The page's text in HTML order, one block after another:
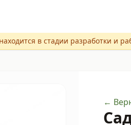
в стадии разработки и
←